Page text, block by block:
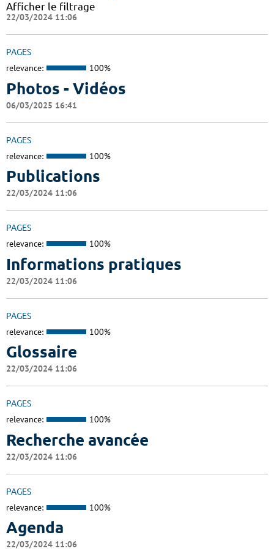
Afficher le filtrage
22/03/2024 11:06
PAGES
relevance: 100%
Photos - Vidéos
06/03/2025 16:41
PAGES
relevance: 100%
Publications
22/03/2024 11:06
PAGES
relevance: 100%
Informations pratiques
22/03/2024 11:06
PAGES
relevance: 100%
Glossaire
22/03/2024 11:06
PAGES
relevance: 100%
Recherche avancée
22/03/2024 11:06
PAGES
relevance: 100%
Agenda
22/03/2024 11:06